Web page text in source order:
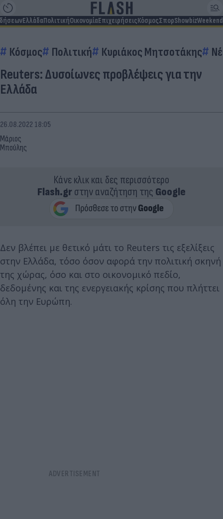
ΕλλάδαΠολιτικήΟικονομίαΕπιχειρήσειςΚόσμοςΣπορShowbizWeekend
Κόσμος Πολιτική Κυριάκος Μητσοτάκης
Reuters: Δυσοίωνες προβλέψεις για την
Ελλάδα
Μάριος
Μπούλης
26.08.2022 18:05
Κάνε κλικ και δες περισσότερο
Flash.grστην αναζήτηση της Google
Δεν βλέπει με θετικό μάτι το Reuters τις εξελίξεις
στην Ελλάδα, τόσο όσον αφορά την πολιτική σκηνή
της χώρας, όσο και στο οικονομικό πεδίο,
δεδομένης και της ενεργειακής κρίσης που πλήττει
όλη την Ευρώπη.